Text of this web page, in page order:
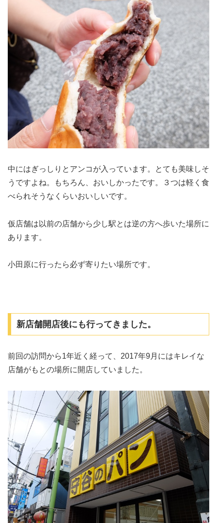
中にはぎっしりとアンコが入っています。とても美味しそ
うですよね。もちろん、おいしかったです。３つは軽く食
べられそうなくらいおいしいです。
仮店舗は以前の店舗から少し駅とは逆の方へ歩いた場所に
あります。
小田原に行ったら必ず寄りたい場所です。
新店舗開店後にも行ってきました。
前回の訪問から1年近く経って、2017年9月にはキレイな
店舗がもとの場所に開店していました。